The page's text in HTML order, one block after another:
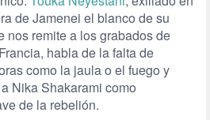
de Jamenei el blanco de su
nos remite a los grabados de
habla de la falta de
como la jaula o el fuego y
Nika Shakarami como
de la rebelión.